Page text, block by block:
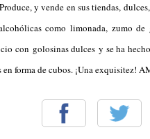
y vende en sus tiendas,
como limonada, zumo
con golosinas dulces y se ha
forma de cubos. ¡Una exquisitez!